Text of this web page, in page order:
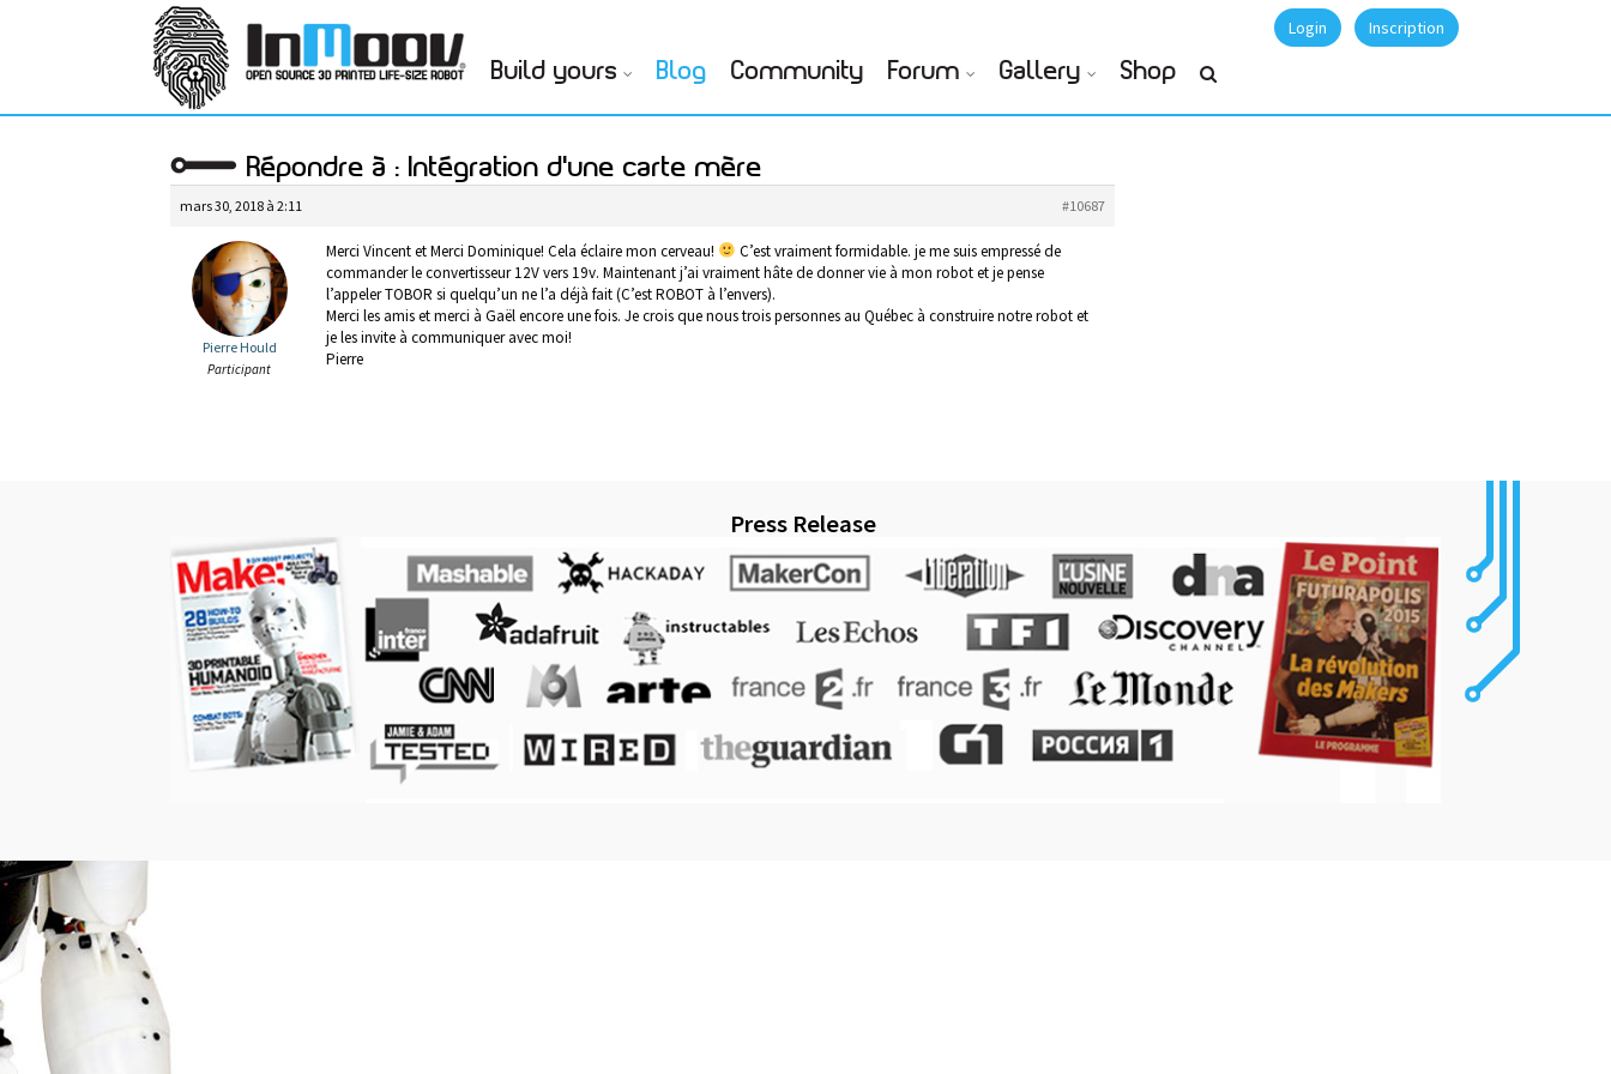
Login Inscription
Build yours Blog Community Forum Gallery Shop
Répondre à : Intégration d'une carte mère
mars 30, 2018 à 2:11 #10687
Pierre Hould
Participant
Merci Vincent et Merci Dominique! Cela éclaire mon cerveau!
C’est vraiment formidable. je me suis empressé de
commander le convertisseur 12V vers 19v. Maintenant j’ai vraiment hâte de donner vie à mon robot et je pense
l’appeler TOBOR si quelqu’un ne l’a déjà fait (C’est ROBOT à l’envers).
Merci les amis et merci à Gaël encore une fois. Je crois que nous trois personnes au Québec à construire notre robot et
je les invite à communiquer avec moi!
Pierre
Press Release